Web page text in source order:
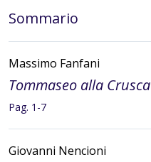
Sommario
Massimo Fanfani
Tommaseo alla Crusca
Pag. 1-7
Giovanni Nencioni